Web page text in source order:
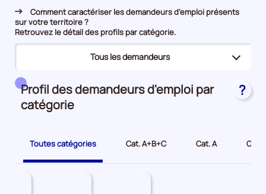
Rapprochement
Offres d’emploi
Comment caractériser les demandeurs d'emploi présents
sur votre territoire ?
Retrouvez le détail des profils par catégorie.
Tous les demandeurs
(page
Tous les demandeurs (page
active)
Seniors
Profil des demandeurs d'emploi par
catégorie
?
Toutes catégories Cat. A+B+C Cat. A Cat.